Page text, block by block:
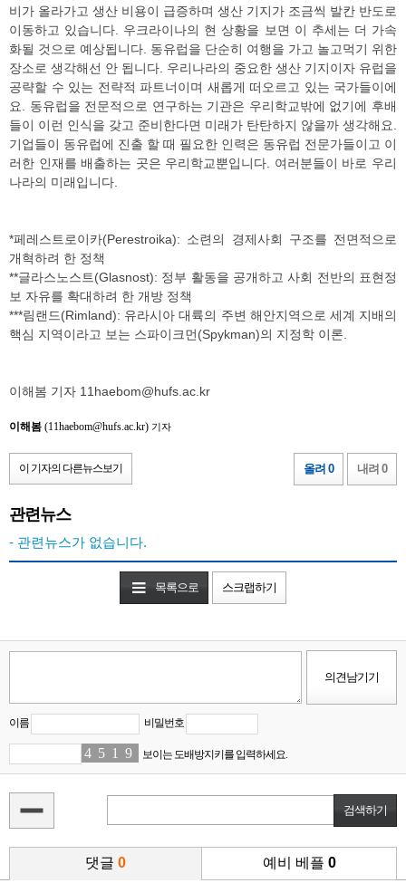
비가 올라가고 생산 비용이 급증하며 생산 기지가 조금씩 발칸 반도로
이동하고 있습니다. 우크라이나의 현 상황을 보면 이 추세는 더 가속
화될 것으로 예상됩니다. 동유럽을 단순히 여행을 가고 놀고먹기 위한
장소로 생각해선 안 됩니다. 우리나라의 중요한 생산 기지이자 유럽을
공략할 수 있는 전략적 파트너이며 새롭게 떠오르고 있는 국가들이에
요. 동유럽을 전문적으로 연구하는 기관은 우리학교밖에 없기에 후배
들이 이런 인식을 갖고 준비한다면 미래가 탄탄하지 않을까 생각해요.
기업들이 동유럽에 진출 할 때 필요한 인력은 동유럽 전문가들이고 이
러한 인재를 배출하는 곳은 우리학교뿐입니다. 여러분들이 바로 우리
나라의 미래입니다.
*페레스트로이카(Perestroika): 소련의 경제사회 구조를 전면적으로
개혁하려 한 정책
**글라스노스트(Glasnost): 정부 활동을 공개하고 사회 전반의 표현정
보 자유를 확대하려 한 개방 정책
***림랜드(Rimland): 유라시아 대륙의 주변 해안지역으로 세계 지배의
핵심 지역이라고 보는 스파이크먼(Spykman)의 지정학 이론.
이해봄 기자 11haebom@hufs.ac.kr
이해봄 (11haebom@hufs.ac.kr) 기자
이 기자의 다른뉴스보기 올려 0 내려 0
관련뉴스
- 관련뉴스가 없습니다.
목록으로 스크랩하기
이름 비밀번호
43 51 1 99 보이는 도배방지키를 입력하세요.
댓글 0 예비 베플 0